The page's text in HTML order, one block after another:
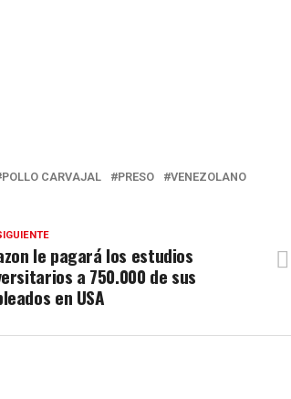
POLLO CARVAJAL PRESO
VENEZOLANO
le pagará los estudios
a 750.000 de sus
en USA